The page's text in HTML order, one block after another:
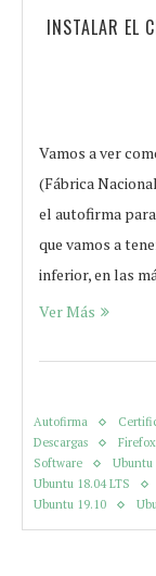
INSTALAR EL
Vamos a ver
(Fábrica
el autofirma
que vamos a
inferior, en las
Ver Más
Autofirma
Descargas
Firefox
Software
Ubuntu
Ubuntu 18.04 LTS
Ubuntu 19.10